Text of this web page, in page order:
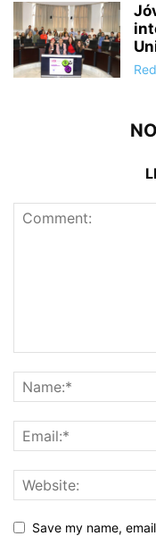
Save my name,